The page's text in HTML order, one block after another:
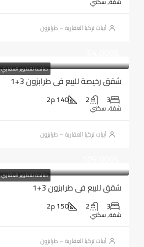
أبيات تركيا العقارية – طرابزون
صالحة للتطوير العقاري
شقق رخيصة للبيع في طرابزون 3+1
3
2 140 م2
شقة, سكني
أبيات تركيا العقارية – طرابزون
صالحة للتطوير العقاري
شقق للبيع في طرابزون 3+1
3
2 150 م2
شقة, سكني
أبيات تركيا العقارية – طرابزون